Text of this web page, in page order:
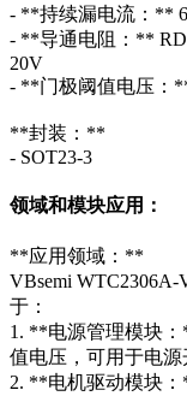
- **持续漏电流：**
- **导通电阻：**
20V
- **门极阈值电压：
**封装：**
- SOT23-3
领域和模块应用：
**应用领域：**
VBsemi
于：
1. **电源管理模块
值电压，可用于电源
2. **电机驱动模块